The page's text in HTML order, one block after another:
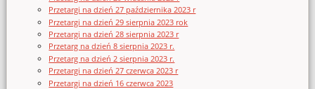
Przetargi na dzień 27 października 2023 r
Przetargi na dzień 29 sierpnia 2023 rok
Przetargi na dzień 28 sierpnia 2023 r
Przetarg na dzień 8 sierpnia 2023 r.
Przetarg na dzień 2 sierpnia 2023 r.
Przetargi na dzień 27 czerwca 2023 r
Przetargi na dzień 16 czerwca 2023